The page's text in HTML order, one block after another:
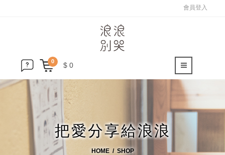
會員登入
0 $ 0
把愛分享給浪浪
HOME SHOP